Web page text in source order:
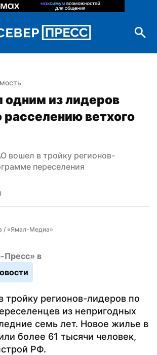
одним из лидеров
расселению ветхого
вошел в тройку регионов-
переселения
/ «Ямал-Медиа»
Пресс» в
регионов-лидеров по
из непригодных
семь лет. Новое жилье в
более 61 тысячи человек,
РФ.